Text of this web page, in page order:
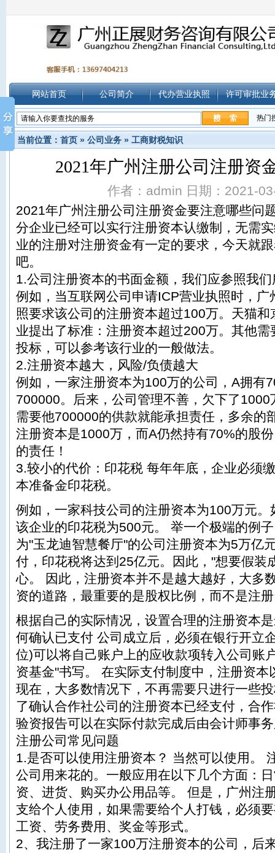
网站首页 公司简介 代办营业执照 许可审批业
热门
当前位置： 首页 » 公司业务 » 工商财税知识
2021年广州注册公司注册资
作者：admin 日期：2021-
2021年广州注册公司注册资金要注意哪些问
分企业已经可以实行注册资本认缴制，无需
业的注册对注册资金有一定的要求，今天就
吧。
1.公司注册资本的书面金额，我们应参照我
例如，当互联网公司申请ICP营业执照时，
照要求该公司的注册资本超过100万。天猫
业提出了标准：注册资本超过200万。其他
投标，可以参考该行业的一般做法。
2.注册资本越大，风险/负债越大
例如，一家注册资本为100万的公司，A拥有
700000。后来，公司管理不善，欠下了
需要他700000的供款就能承担责任，多余的
注册资本是1000万，而A仍然持有70%的股
的责任！
3.较小的代价：印花税 每年年底，企业必须
本准备金印花税。
例如，一家科技公司的注册资本为100万元
该企业的印花税为500元。 举一个极端的例
为"玉龙迪智慧餐厅"的公司注册资本为5万亿
付，印花税将达到25亿元。因此，"想要假装
心。 因此，注册资本并不是越大越好，大多
资的道路，最重要的是股权比例，而不是注
根据自己的实际情况，设置合理的注册资本
何确认已支付 公司成立后，必须在银行开立
位)可以将自己账户上的应收款项转入公司账
资基金"书写。 在实际支付制度中，注册资本
现在，大多数情况下，不再需要只进行一些
了确认合作社公司的注册资本已经支付，合
验资报告可以在实际付款完成后由会计师事
注册公司常见问题
1.是否可以使用注册资本？ 当然可以使用。
公司用来花的。一般应用在以下几个方面：
资、进货、购买办公用品等。 但是，广州注
支给个人使用，如果需要给个人打钱，必须
工资、劳务费用、奖金等形式。
2、我注册了一家100万注册资本的公司，后